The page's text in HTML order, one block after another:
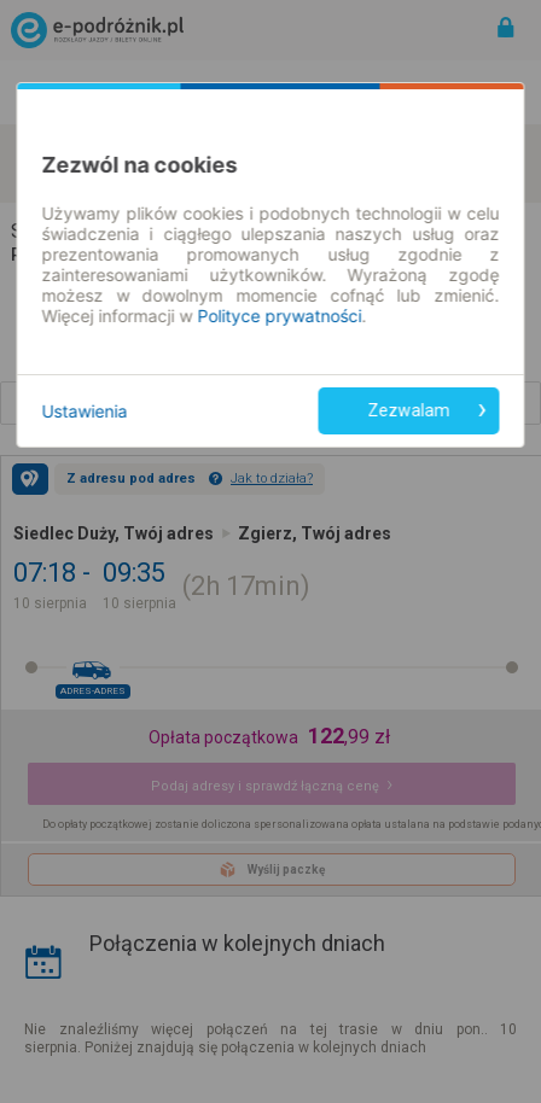
10.08.2026 | -- : --
Siedlec Duży → Zgierz
Rozkład jazdy i bilety
Z adresu pod adres Jak to działa?
Siedlec Duży, Twój adres Zgierz, Twój adres
07:18
10 sierpnia
09:35
10 sierpnia
2h 17min
ADRES-ADRES
Opłata początkowa 122,99 zł
Podaj adresy i sprawdź łączną cenę
Do opłaty początkowej zostanie doliczona spersonalizowana opłata ustalana na podstawie
Wyślij paczkę
Połączenia w kolejnych dniach
Nie znaleźliśmy więcej połączeń na tej trasie w dniu pon.. 10
sierpnia. Poniżej znajdują się połączenia w kolejnych dniach
Zezwól na cookies
Używamy plików cookies i podobnych technologii w celu
świadczenia i ciągłego ulepszania naszych usług oraz
prezentowania promowanych usług zgodnie z
zainteresowaniami użytkowników. Wyrażoną zgodę
możesz w dowolnym momencie cofnąć lub zmienić.
Więcej informacji w Polityce prywatności.
Ustawienia Zezwalam